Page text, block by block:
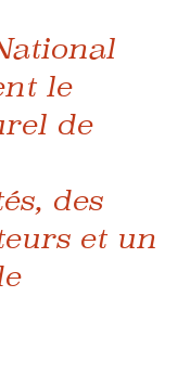
le
de
des
et un